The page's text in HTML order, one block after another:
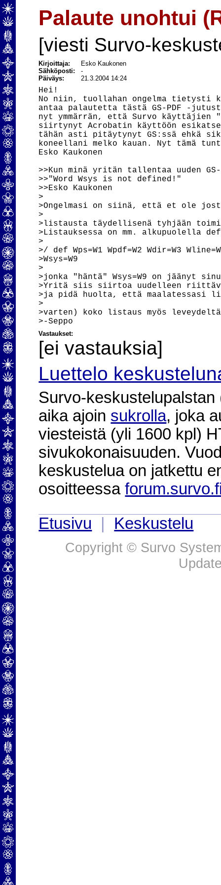
Palaute unohtui
[viesti Survo-
Kirjoittaja:
Esko Kaukonen
Sähköposti:-
Päiväys:
21.3.2004 14:24
Hei!
No niin, tuollahan ongelma tietysti
antaa palautetta tästä GS-PDF -
nyt ymmärrän, että Survo
siirtynyt Acrobatin käyttöön
tähän asti pitäytynyt GS:ssä ehkä
koneellani melko kauan. Nyt tämä
Esko Kaukonen
>>Kun minä yritän tallentaa uuden
>>"Word Wsys is not defined!"
>>Esko Kaukonen
>
>Ongelmasi on siinä, että et ole
>
>listausta täydellisenä tyhjään
>Listauksessa on mm. alkupuolella
>
>/ def Wps=W1 Wpdf=W2 Wdir=W3
>Wsys=W9
>
>jonka "häntä" Wsys=W9 on jäänyt
>Yritä siis siirtoa uudelleen
>ja pidä huolta, että maalatessasi
>
>varten) koko listaus myös
Vastaukset:
[ei vastauksia]
Luettelo
Survo-
aika ajoin sukrolla, joka
viesteistä (yli 1600 kpl)
sivukokonaisuuden.
keskustelua on jatkettu
osoitteessa
Etusivu
Keskustelu
Copyright © Survo